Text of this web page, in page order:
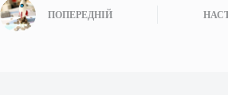
ПОПЕРЕДНІЙ